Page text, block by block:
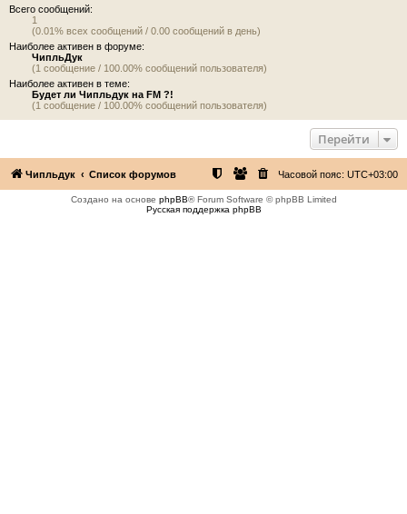
Всего сообщений:
1
(0.01% всех сообщений / 0.00 сообщений в день)
Наиболее активен в форуме:
ЧипльДук
(1 сообщение / 100.00% сообщений пользователя)
Наиболее активен в теме:
Будет ли Чипльдук на FM ?!
(1 сообщение / 100.00% сообщений пользователя)
Перейти
Чипльдук Список форумов Часовой пояс: UTC+03:00
Создано на основе phpBB® Forum Software © phpBB Limited
Русская поддержка phpBB